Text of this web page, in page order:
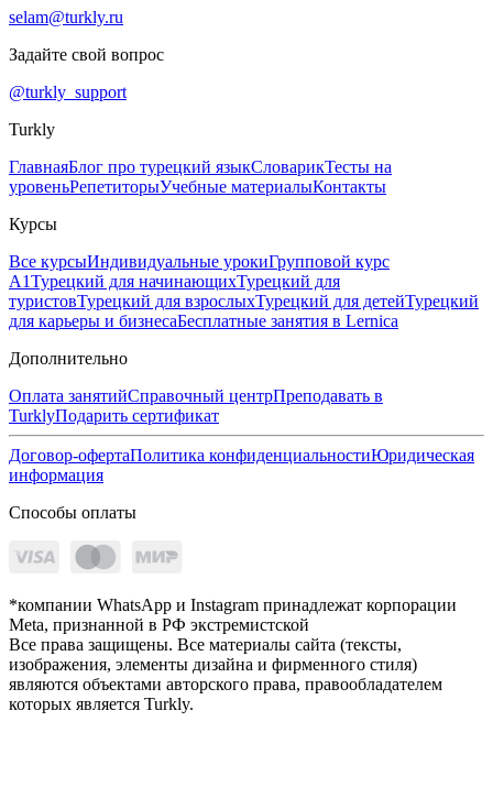
selam@turkly.ru
Задайте свой вопрос
@turkly_support
Turkly
ГлавнаяБлог про турецкий языкСловарикТесты на
уровеньРепетиторыУчебные материалыКонтакты
Курсы
Все курсыИндивидуальные урокиГрупповой курс
А1Турецкий для начинающихТурецкий для
туристовТурецкий для взрослыхТурецкий для детейТурецкий
для карьеры и бизнесаБесплатные занятия в Lernica
Дополнительно
Оплата занятийСправочный центрПреподавать в
TurklyПодарить сертификат
Договор-офертаПолитика конфиденциальностиЮридическая
информация
Способы оплаты
*компании WhatsApp и Instagram принадлежат корпорации
Meta, признанной в РФ экстремистской
Все права защищены. Все материалы сайта (тексты,
изображения, элементы дизайна и фирменного стиля)
являются объектами авторского права, правообладателем
которых является Turkly.